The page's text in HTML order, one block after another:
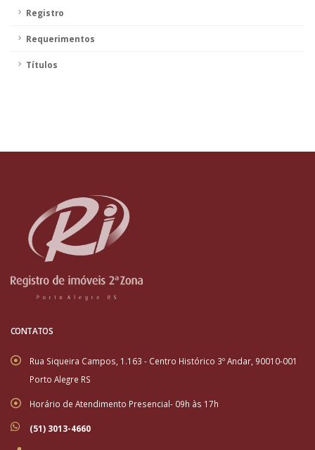
Registro
Requerimentos
Títulos
CONTATOS
Rua Siqueira Campos, 1.163 - Centro Histórico 3º Andar, 90010-001
Porto Alegre RS
Horário de Atendimento Presencial- 09h às 17h
(51) 3013-4660